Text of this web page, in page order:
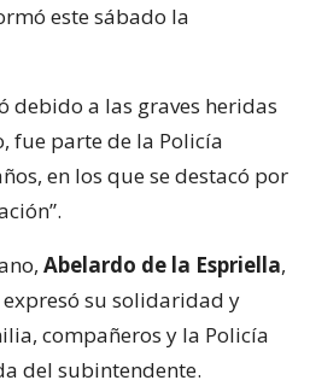
este sábado la
debido a las graves heridas
fue parte de la Policía
en los que se destacó por
Abelardo de la Espriella,
su solidaridad y
compañeros y la Policía
del subintendente.